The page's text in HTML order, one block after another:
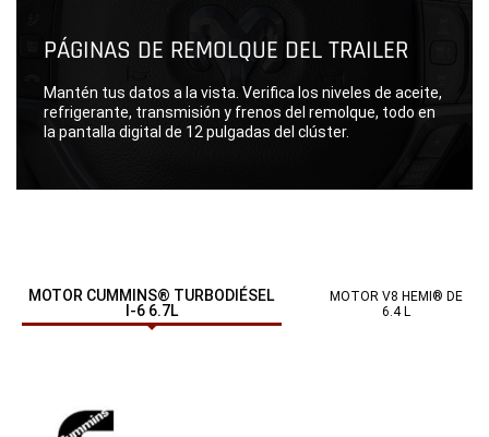
PÁGINAS DE REMOLQUE DEL TRAILER
Mantén tus datos a la vista. Verifica los niveles de aceite,
refrigerante, transmisión y frenos del remolque, todo en
la pantalla digital de 12 pulgadas del clúster.
MOTOR CUMMINS® TURBODIÉSEL
I-6 6.7L
MOTOR V8 HEMI® DE
6.4 L